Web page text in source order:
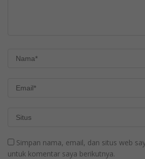
Simpan nama, email, dan situs web
untuk komentar saya berikutnya.